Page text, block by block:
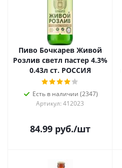
Пиво Бочкарев Живой
Розлив светл пастер 4.3%
0.43л ст. РОССИЯ
Есть в наличии (2347)
Артикул: 412023
84.99руб./шт